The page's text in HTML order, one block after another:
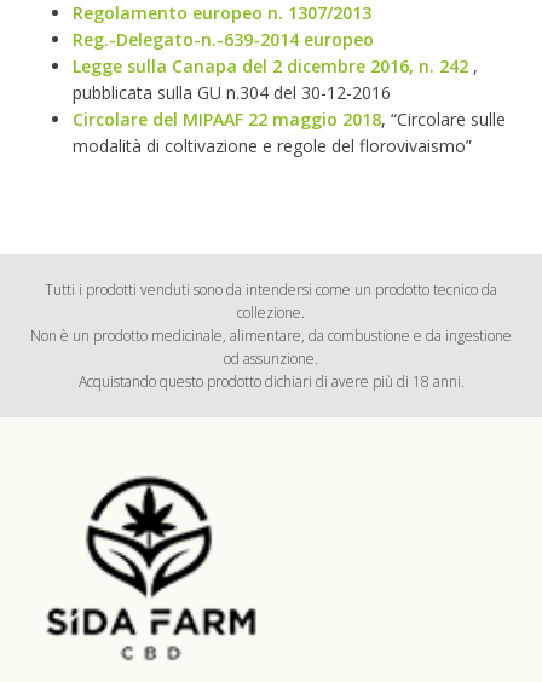
Regolamento europeo n. 1307/2013
Reg.-Delegato-n.-639-2014 europeo
Legge sulla Canapa del 2 dicembre 2016, n. 242 ,
pubblicata sulla GU n.304 del 30-12-2016
Circolare del MIPAAF 22 maggio 2018, “Circolare sulle
modalità di coltivazione e regole del florovivaismo”
Tutti i prodotti venduti sono da intendersi come un prodotto tecnico da
collezione.
Non è un prodotto medicinale, alimentare, da combustione e da ingestione
od assunzione.
Acquistando questo prodotto dichiari di avere più di 18 anni.